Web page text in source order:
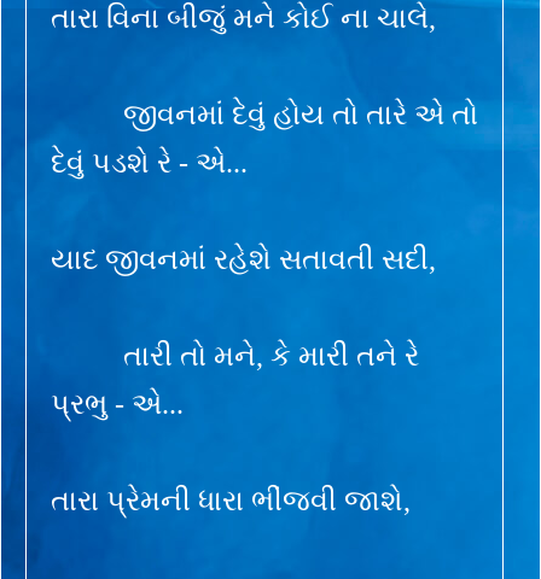
તારા વિના બીજું મને કોઈ ના ચાલે,
જીવનમાં દેવું હોય તો તારે એ તો
દેવું પડશે રે - એ...
યાદ જીવનમાં રહેશે સતાવતી સદી,
તારી તો મને, કે મારી તને રે
પ્રભુ - એ...
તારા પ્રેમની ધારા ભીંજવી જાશે,